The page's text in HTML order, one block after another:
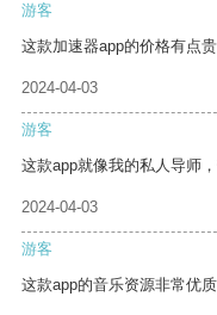
游客
这款加速器app的价格有点
2024-04-03
游客
这款app就像我的私人导师
2024-04-03
游客
这款app的音乐资源非常优